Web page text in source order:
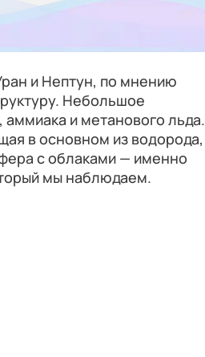
и Нептун, по мнению
Небольшое
и метанового льда.
в основном из водорода,
с облаками — именно
мы наблюдаем.